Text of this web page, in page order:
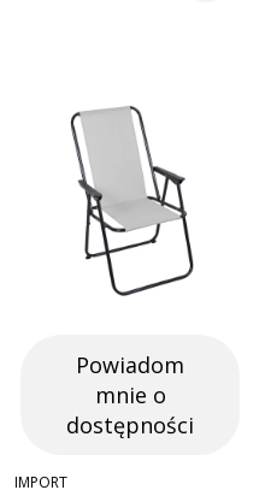
Powiadom
mnie o
dostępności
PRODUCENT
IMPORT